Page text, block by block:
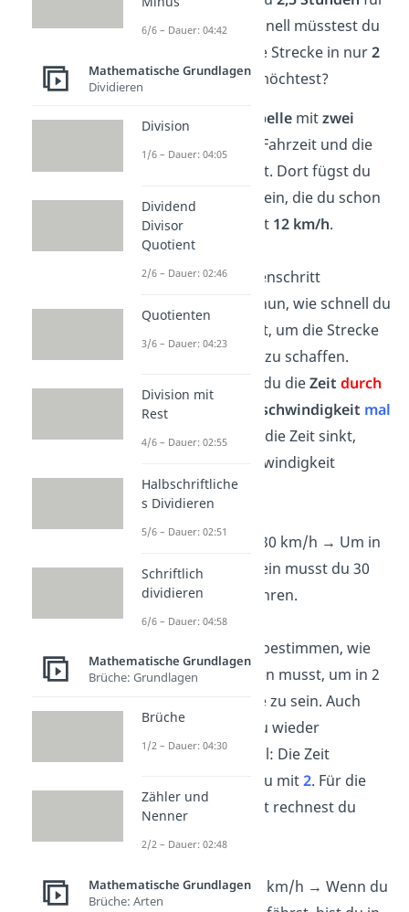
die Strecke. Wie schnell müsstest du
fahren, wenn du die Strecke in nur2
Stundenschaffen möchtest?
Erstelle eine
Tabellemitzwei
für die Fahrzeit und die
Geschwindigkeit. Dort fügst du
dann die Werte ein, die du schon
kennst:
mit 12 km/h.
Für den Zwischenschritt
berechnest du nun, wie schnell du
fahren müsstest, um die Strecke
zu schaffen.
Dafür rechnest du dieZeit durch
2,5
Geschwindigkeit mal
2,5. Denn wenn die Zeit sinkt,
muss die Geschwindigkeit
steigen:
12 km/h• 2,5 = 30 km/h → Um in
1 h am See zu sein musst du 30
km/h schnell fahren.
Jetzt kannst du bestimmen, wie
schnell du fahren musst, um in 2
Stunden am See zu sein. Auch
hier rechnest du wieder
antiproportional: Die Zeit
du mit2. Für die
Geschwindigkeit rechnest du
30 km/h: 2= 15 km/h → Wenn du
6/6 – Dauer: 04:42
Mathematische Grundlagen
Dividieren
Division
1/6 – Dauer: 04:05
Dividend
Divisor
Quotient
2/6 – Dauer: 02:46
Quotienten
3/6 – Dauer: 04:23
Division mit
Rest
4/6 – Dauer: 02:55
Halbschriftliche
s Dividieren
5/6 – Dauer: 02:51
Schriftlich
dividieren
6/6 – Dauer: 04:58
Mathematische Grundlagen
Brüche: Grundlagen
Brüche
1/2 – Dauer: 04:30
Zähler und
Nenner
2/2 – Dauer: 02:48
Mathematische Grundlagen
Brüche: Arten